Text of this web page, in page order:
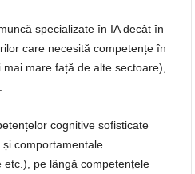
specializate în IA decât în
care necesită competențe în
mare față de alte sectoare),
cognitive sofisticate
comportamentale
pe lângă competențele